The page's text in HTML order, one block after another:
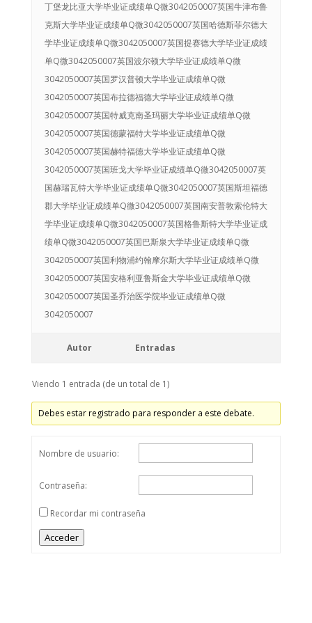
Autor Entradas
Viendo 1 entrada (de un total de 1)
Debes estar registrado para responder a este debate.
Nombre de usuario:
Contraseña:
Recordar mi contraseña
Acceder